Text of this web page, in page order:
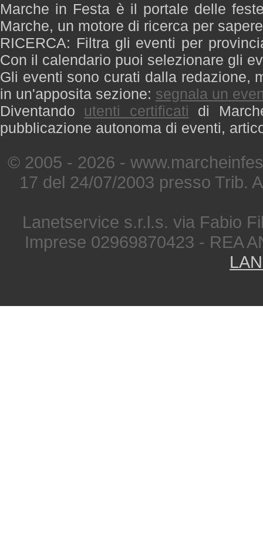
Marche in Festa è il portale delle
Marche, un motore di ricerca per
RICERCA: Filtra gli eventi per
Con il calendario puoi selezionare gli
Gli eventi sono curati dalla redazione,
in un'apposita sezione: segnala un
Diventando utenti certificati di
pubblicazione autonoma di eventi,
© 2005 - 2026 -
17 del 24/07/2003 presso Trib.
Lanetservice s.r.l.s. via Fabio
Imprese 02969870423 - REA